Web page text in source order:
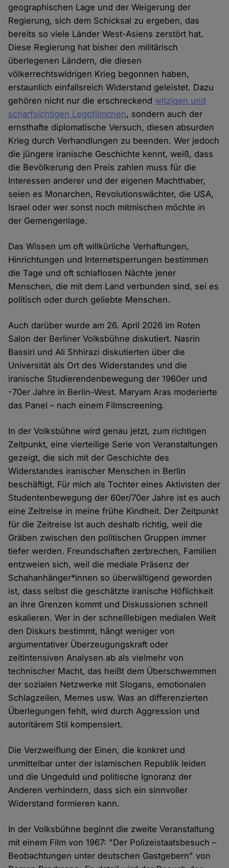
geographischen Lage und der Weigerung der
Regierung, sich dem Schicksal zu ergeben, das
bereits so viele Länder West-Asiens zerstört hat.
Diese Regierung hat bisher den militärisch
überlegenen Ländern, die diesen
völkerrechtswidrigen Krieg begonnen haben,
erstaunlich einfallsreich Widerstand geleistet. Dazu
gehören nicht nur die erschreckend witzigen und
scharfsichtigen Legofilmchen, sondern auch der
ernsthafte diplomatische Versuch, diesen absurden
Krieg durch Verhandlungen zu beenden. Wer jedoch
die jüngere iranische Geschichte kennt, weiß, dass
die Bevölkerung den Preis zahlen muss für die
Interessen anderer und der eigenen Machthaber,
seien es Monarchen, Revolutionswächter, die USA,
Israel oder wer sonst noch mitmischen möchte in
der Gemengenlage.
Das Wissen um oft willkürliche Verhaftungen,
Hinrichtungen und Internetsperrungen bestimmen
die Tage und oft schlaflosen Nächte jener
Menschen, die mit dem Land verbunden sind, sei es
politisch oder durch geliebte Menschen.
Auch darüber wurde am 26. April 2026 im Roten
Salon der Berliner Volksbühne diskutiert. Nasrin
Bassiri und Ali Shhirazi diskutierten über die
Universität als Ort des Widerstandes und die
iranische Studierendenbewegung der 1960er und
-70er Jahre in Berlin-West. Maryam Aras moderierte
das Panel – nach einem Filmscreening.
In der Volksbühne wird genau jetzt, zum richtigen
Zeitpunkt, eine vierteilige Serie von Veranstaltungen
gezeigt, die sich mit der Geschichte des
Widerstandes iranischer Menschen in Berlin
beschäftigt. Für mich als Tochter eines Aktivisten der
Studentenbewegung der 60er/70er Jahre ist es auch
eine Zeitreise in meine frühe Kindheit. Der Zeitpunkt
für die Zeitreise ist auch deshalb richtig, weil die
Gräben zwischen den politischen Gruppen immer
tiefer werden. Freundschaften zerbrechen, Familien
entzweien sich, weil die mediale Präsenz der
Schahanhänger*innen so überwältigend geworden
ist, dass selbst die geschätzte iranische Höflichkeit
an ihre Grenzen kommt und Diskussionen schnell
eskalieren. Wer in der schnelllebigen medialen Welt
den Diskurs bestimmt, hängt weniger von
argumentativer Überzeugungskraft oder
zeitintensiven Analysen ab als vielmehr von
technischer Macht, das heißt dem Überschwemmen
der sozialen Netzwerke mit Slogans, emotionalen
Schlagzeilen, Memes usw. Was an differenzierten
Überlegungen fehlt, wird durch Aggression und
autoritärem Stil kompensiert.
Die Verzweiflung der Einen, die konkret und
unmittelbar unter der islamischen Republik leiden
und die Ungeduld und politische Ignoranz der
Anderen verhindern, dass sich ein sinnvoller
Widerstand formieren kann.
In der Volksbühne beginnt die zweite Veranstaltung
mit einem Film von 1967: "Der Polizeistaatsbesuch –
Beobachtungen unter deutschen Gastgebern" von